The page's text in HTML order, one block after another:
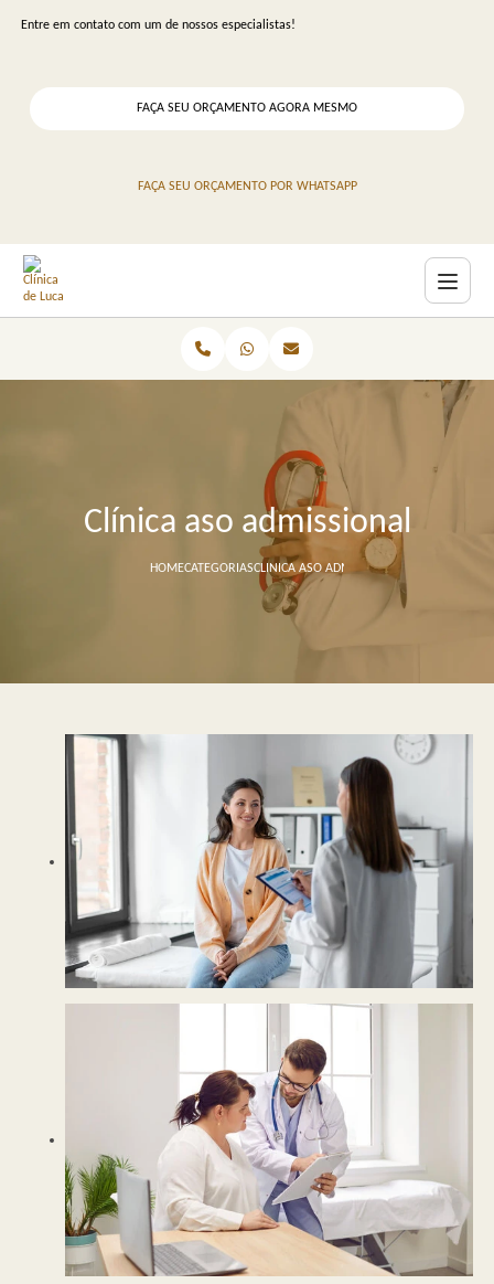
Entre em contato com um de nossos especialistas!
FAÇA SEU ORÇAMENTO AGORA MESMO
FAÇA SEU ORÇAMENTO POR WHATSAPP
HOMECATEGORIASCLINICA ASO ADMISSIONAL
Clínica aso admissional